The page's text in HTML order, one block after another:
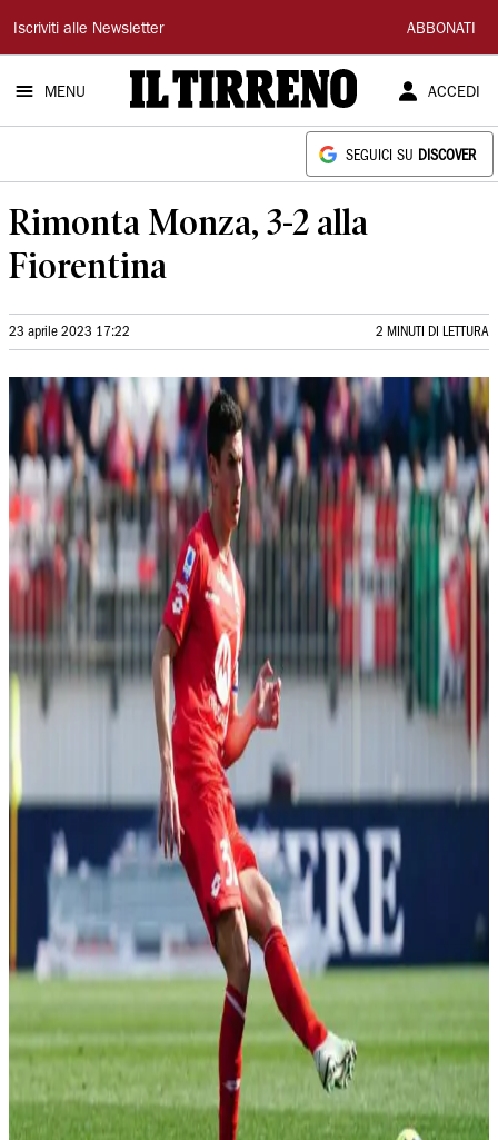
Il
Tirreno
Iscriviti alle Newsletter ABBONATI
MENU ACCEDI
SEGUICI SU DISCOVER
Rimonta Monza, 3-2 alla
Fiorentina
23 aprile 2023 17:22 2 MINUTI DI LETTURA